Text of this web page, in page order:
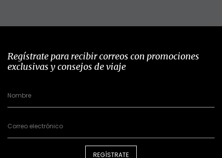
Regístrate para recibir correos con promociones
exclusivas y consejos de viaje
REGÍSTRATE